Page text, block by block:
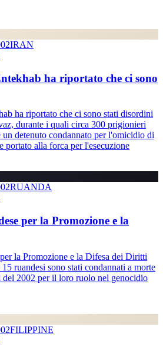
IRAN
ha riportato che ci sono
ha riportato che ci sono stati disordini
durante i quali circa 300 prigionieri
detenuto condannato per l'omicidio di
portato alla forca per l'esecuzione
RUANDA
per la Promozione e la
la Promozione e la Difesa dei Diritti
ruandesi sono stati condannati a morte
2002 per il loro ruolo nel genocidio
FILIPPINE